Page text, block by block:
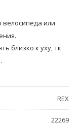
велосипеда или
близко к уху, тк
REX
22269